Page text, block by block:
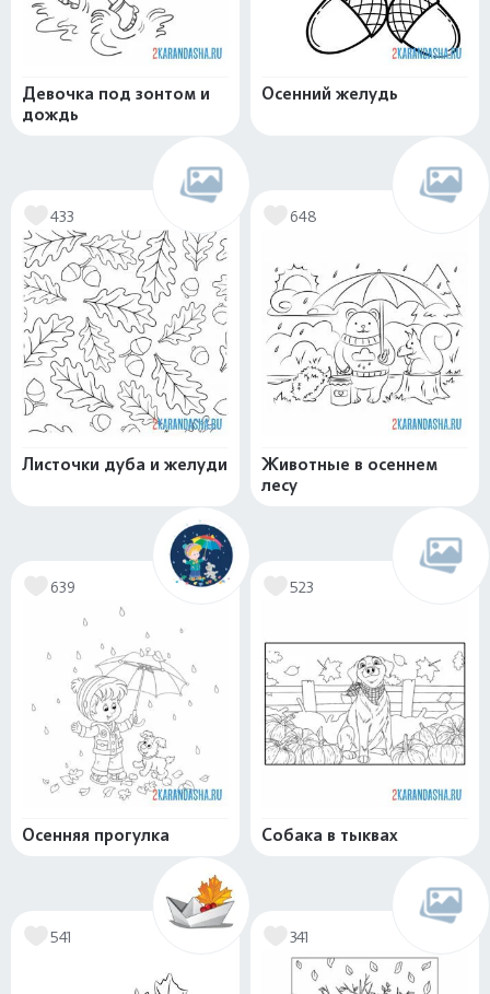
Девочка под зонтом и
дождь
Осенний желудь
433
Листочки дуба и желуди
648
Животные в осеннем
лесу
639
Осенняя прогулка
523
Собака в тыквах
541 341